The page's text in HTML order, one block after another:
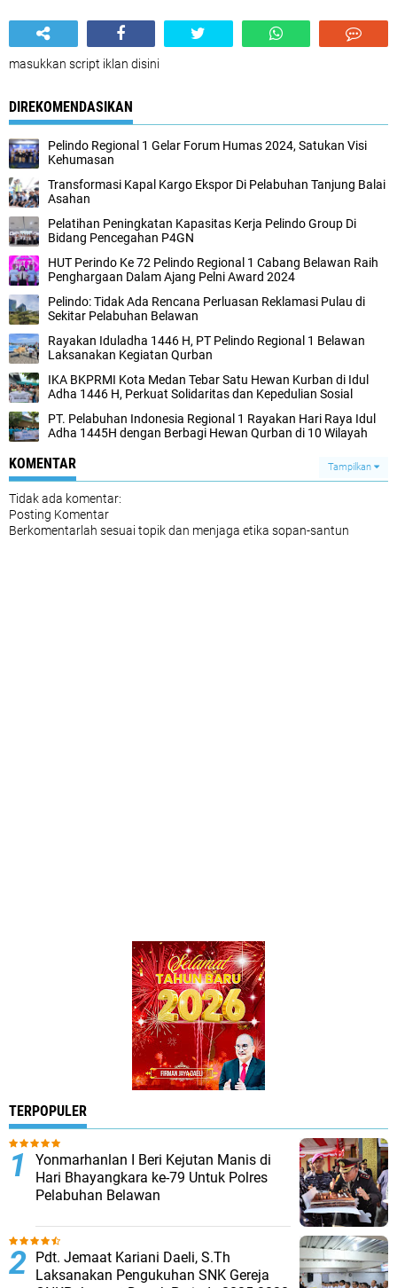
masukkan script iklan disini
DIREKOMENDASIKAN
Pelindo Regional 1 Gelar Forum Humas 2024, Satukan Visi
Kehumasan
Transformasi Kapal Kargo Ekspor Di Pelabuhan Tanjung Balai
Asahan
Pelatihan Peningkatan Kapasitas Kerja Pelindo Group Di
Bidang Pencegahan P4GN
HUT Perindo Ke 72 Pelindo Regional 1 Cabang Belawan Raih
Penghargaan Dalam Ajang Pelni Award 2024
Pelindo: Tidak Ada Rencana Perluasan Reklamasi Pulau di
Sekitar Pelabuhan Belawan
Rayakan Iduladha 1446 H, PT Pelindo Regional 1 Belawan
Laksanakan Kegiatan Qurban
IKA BKPRMI Kota Medan Tebar Satu Hewan Kurban di Idul
Adha 1446 H, Perkuat Solidaritas dan Kepedulian Sosial
PT. Pelabuhan Indonesia Regional 1 Rayakan Hari Raya Idul
Adha 1445H dengan Berbagi Hewan Qurban di 10 Wilayah
KOMENTAR Tampilkan
Tidak ada komentar:
Posting Komentar
Berkomentarlah sesuai topik dan menjaga etika sopan-santun
TERPOPULER
Yonmarhanlan I Beri Kejutan Manis di
Hari Bhayangkara ke-79 Untuk Polres
Pelabuhan Belawan
Pdt. Jemaat Kariani Daeli, S.Th
Laksanakan Pengukuhan SNK Gereja